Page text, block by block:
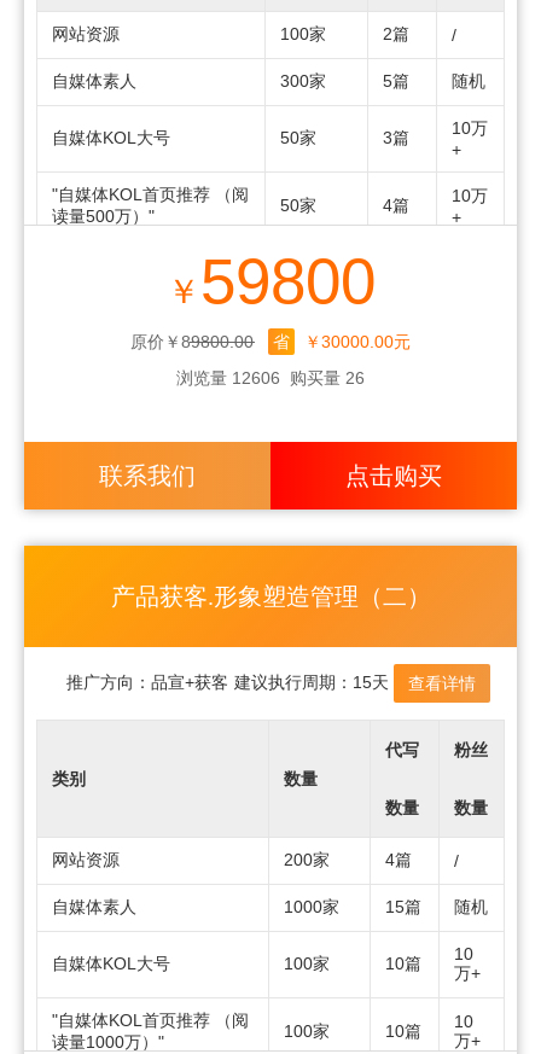
网站资源 100家 2篇 /
自媒体素人 300家 5篇 随机
自媒体KOL大号 50家 3篇
10万
+
"自媒体KOL首页推荐 （阅
读量500万）"
50家 4篇
10万
+
"小红书素人 (商品+话题)" 2000家
"小红书KOL (商品+话题)" 200家
篇
百度知道
答/100组
5篇
￥ 59800
原价￥89800.00 省
￥30000.00元
浏览量 12606
购买量 26
联系我们 点击购买
产品获客.形象塑造管理（二）
推广方向： 品宣+获客 建议执行周期： 15天 查看详情
类别 数量
代写
数量
粉丝
数量
网站资源 200家 4篇 /
自媒体素人 1000家 15篇 随机
自媒体KOL大号 100家 10篇
10
万+
"自媒体KOL首页推荐 （阅
读量1000万）"
100家 10篇
10
万+